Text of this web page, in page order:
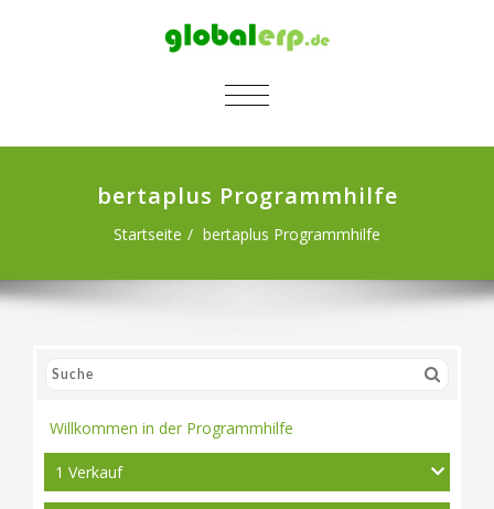
SCHALTE NAVIGATION
bertaplus Programmhilfe
Startseite bertaplus Programmhilfe
Willkommen in der Programmhilfe
1 Verkauf